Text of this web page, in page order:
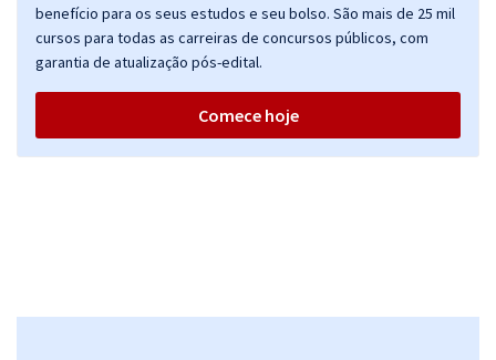
benefício para os seus estudos e seu bolso. São mais de 25 mil
cursos para todas as carreiras de concursos públicos, com
garantia de atualização pós-edital.
Comece hoje